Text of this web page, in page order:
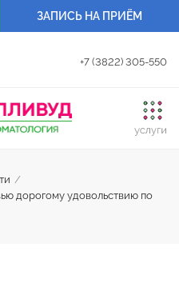
+7 (3822) 305-550
ЗАПИСЬ НА ПРИЁМ
/
дорогому удовольствию по